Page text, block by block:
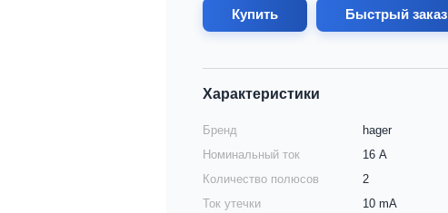
Купить Быстрый заказ
Характеристики
Бренд
hager
Номинальный ток
16 А
Количество полюсов
2
Ток утечки
10 mA